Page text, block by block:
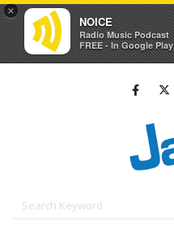
×
NOICE
Radio Music Podcast
FREE - In Google Play